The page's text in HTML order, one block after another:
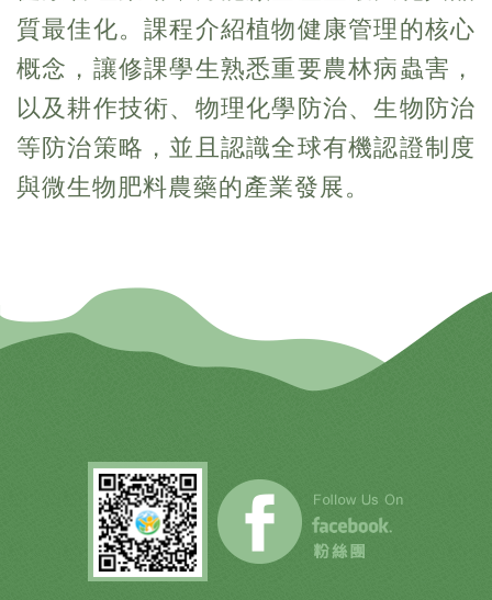
質最佳化。課程介紹植物健康管理的核心
概念，讓修課學生熟悉重要農林病蟲害，
以及耕作技術、物理化學防治、生物防治
等防治策略，並且認識全球有機認證制度
與微生物肥料農藥的產業發展。